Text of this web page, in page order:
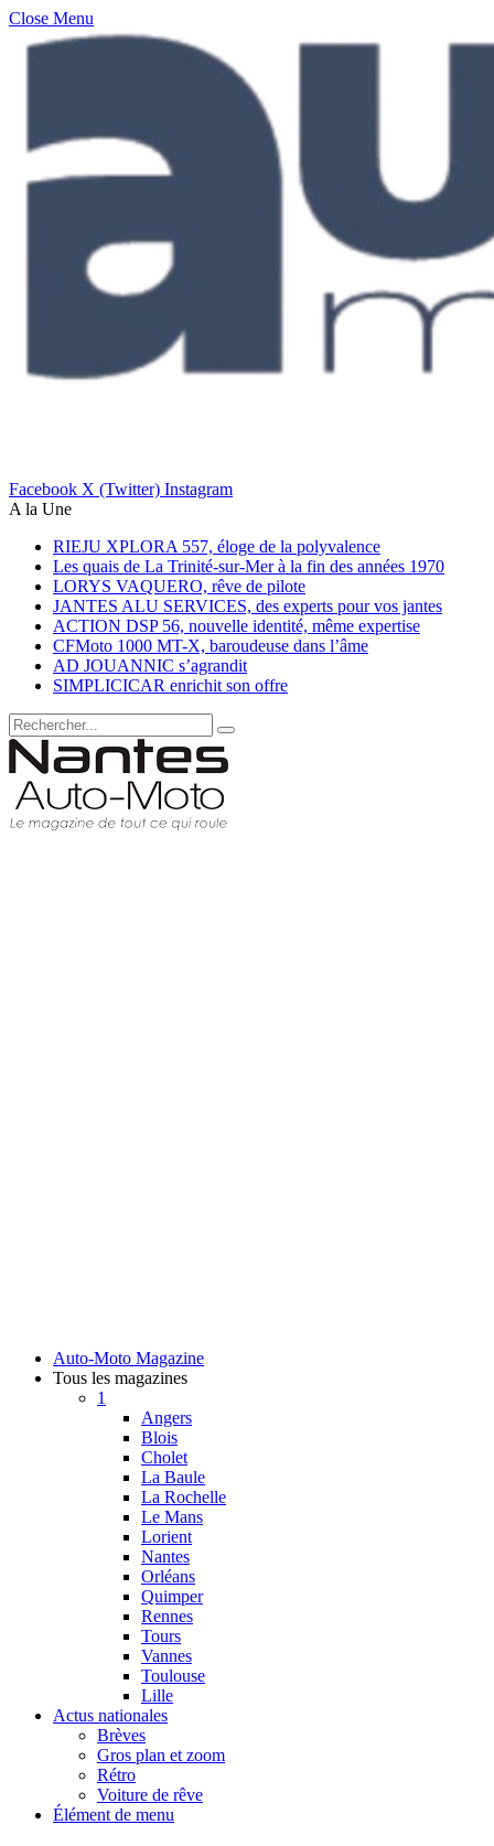
Close Menu
Facebook X (Twitter) Instagram
A la Une
RIEJU XPLORA 557, éloge de la polyvalence
Les quais de La Trinité-sur-Mer à la fin des années 1970
LORYS VAQUERO, rêve de pilote
JANTES ALU SERVICES, des experts pour vos jantes
ACTION DSP 56, nouvelle identité, même expertise
CFMoto 1000 MT-X, baroudeuse dans l’âme
AD JOUANNIC s’agrandit
SIMPLICICAR enrichit son offre
Auto-Moto Magazine
Tous les magazines
1
Angers
Blois
Cholet
La Baule
La Rochelle
Le Mans
Lorient
Nantes
Orléans
Quimper
Rennes
Tours
Vannes
Toulouse
Lille
Actus nationales
Brèves
Gros plan et zoom
Rétro
Voiture de rêve
Élément de menu